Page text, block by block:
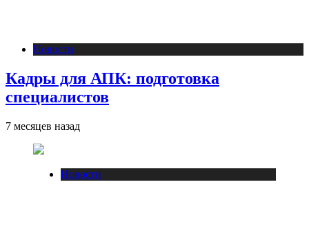
Новости
Кадры для АПК: подготовка
специалистов
7 месяцев назад
Новости